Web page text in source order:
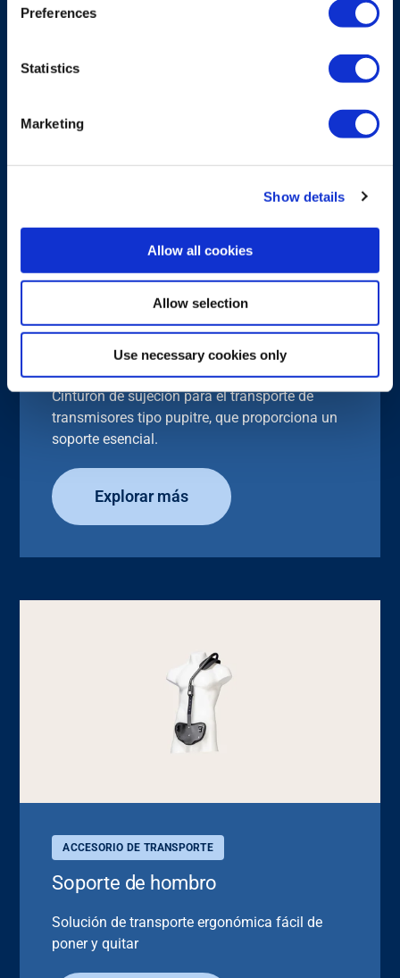
Preferences
Statistics
Marketing
Show details
Allow all cookies
Allow selection
Use necessary cookies only
ACCESORIO DE TRANSPORTE
Cinturón de sujeción para
transmisores tipo pupitre Flex
Cinturón de sujeción para el transporte de
transmisores tipo pupitre, que proporciona un
soporte esencial.
Explorar más
ACCESORIO DE TRANSPORTE
Soporte de hombro
Solución de transporte ergonómica fácil de
poner y quitar